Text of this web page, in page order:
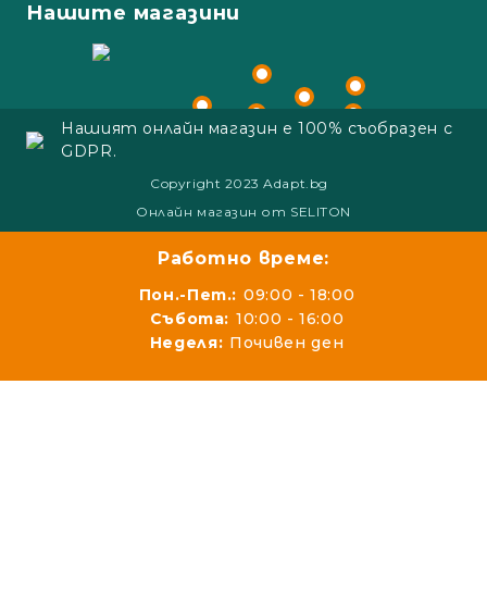
Нашите магазини
Нашият онлайн магазин е 100% съобразен с
GDPR.
Copyright 2023 Adapt.bg
Онлайн магазин от SELITON
Работно време:
Пон.-Пет.: 09:00 - 18:00
Събота: 10:00 - 16:00
Неделя: Почивен ден